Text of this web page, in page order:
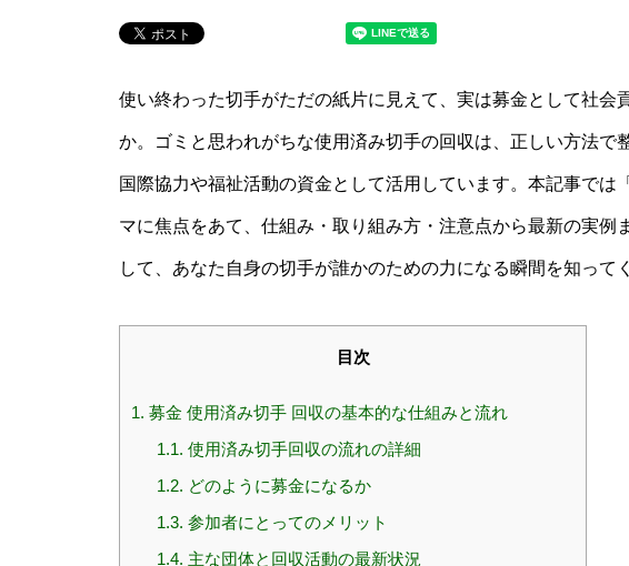
使い終わった切手がただの紙片に見えて、実は募金として社会
か。ゴミと思われがちな使用済み切手の回収は、正しい方法で
国際協力や福祉活動の資金として活用しています。本記事では
マに焦点をあて、仕組み・取り組み方・注意点から最新の実例
して、あなた自身の切手が誰かのための力になる瞬間を知って
目次
1. 募金 使用済み切手 回収の基本的な仕組みと流れ
1.1. 使用済み切手回収の流れの詳細
1.2. どのように募金になるか
1.3. 参加者にとってのメリット
1.4. 主な団体と回収活動の最新状況